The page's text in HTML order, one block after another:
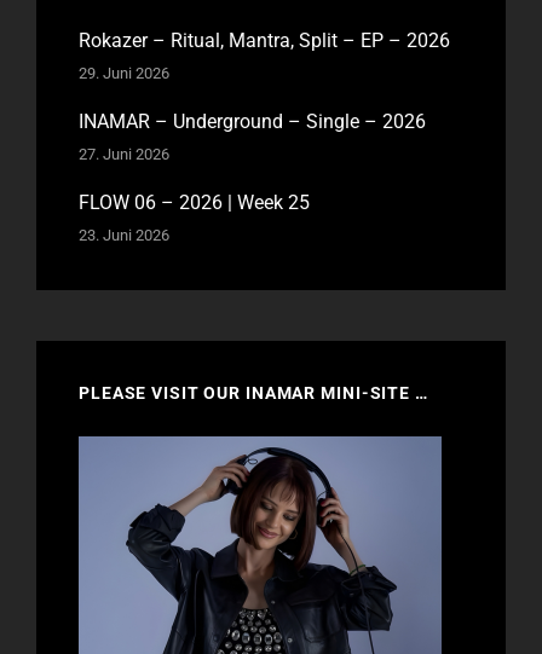
Rokazer – Ritual, Mantra, Split – EP – 2026
29. Juni 2026
INAMAR – Underground – Single – 2026
27. Juni 2026
FLOW 06 – 2026 | Week 25
23. Juni 2026
PLEASE VISIT OUR INAMAR MINI-SITE …